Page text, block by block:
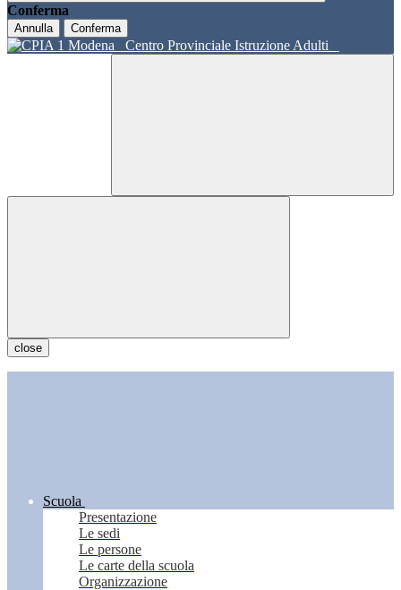
Conferma
Annulla Conferma
Centro Provinciale Istruzione Adulti
close
Scuola
Presentazione
Le sedi
Le persone
Le carte della scuola
Organizzazione